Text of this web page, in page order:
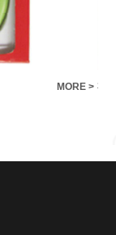
MORE >